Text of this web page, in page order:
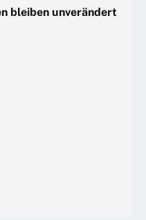
bleiben unverändert